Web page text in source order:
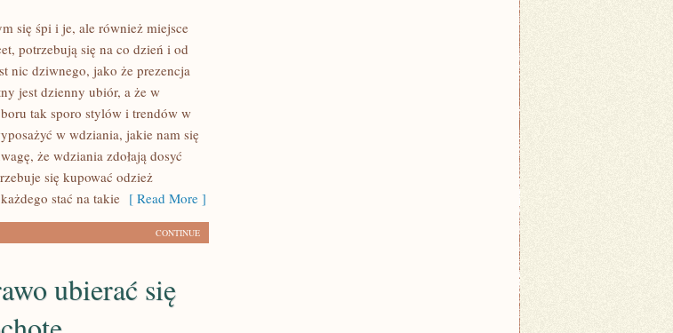
się śpi i je, ale również miejsce
potrzebują się na co dzień i od
nic dziwnego, jako że prezencja
jest dzienny ubiór, a że w
tak sporo stylów i trendów w
w wdziania, jakie nam się
że wdziania zdołają dosyć
się kupować odzież
stać na takie [ Read More ]
CONTINUE
ubierać się